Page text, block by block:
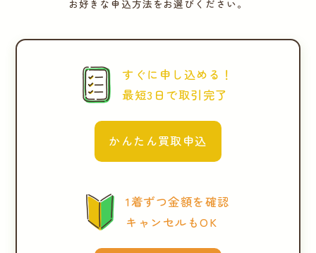
お好きな申込方法をお選びください。
すぐに申し込める！
最短3日で取引完了
かんたん買取申込
1着ずつ金額を確認
キャンセルもOK